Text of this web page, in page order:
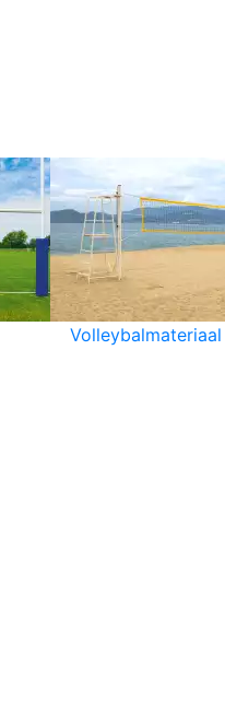
Volleybalmateriaal